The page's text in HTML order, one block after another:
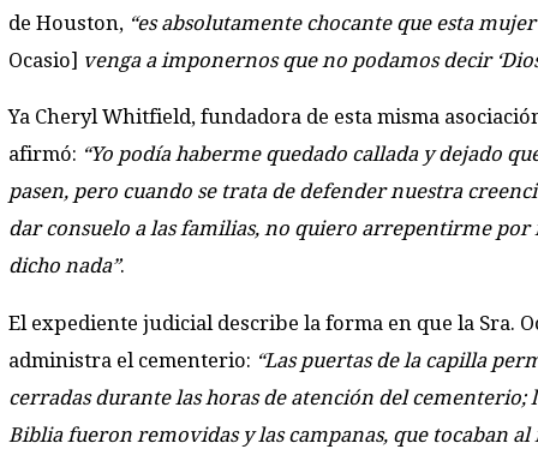
de Houston, “es absolutamente chocante que esta
Ocasio] venga a imponernos que no podamos decir
Ya Cheryl Whitfield, fundadora de esta misma
afirmó: “Yo podía haberme quedado callada y dejado
pasen, pero cuando se trata de defender nuestra
dar consuelo a las familias, no quiero arrepentirme por
dicho nada”.
El expediente judicial describe la forma en que la Sra.
administra el cementerio: “Las puertas de la capilla
cerradas durante las horas de atención del cementerio;
Biblia fueron removidas y las campanas, que tocaban al